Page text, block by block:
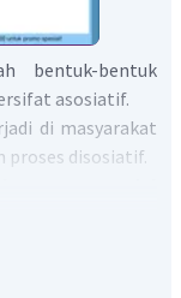
bentuk-bentuk
asosiatif.
di masyarakat
proses disosiatif.
oposisi atau
orang untuk